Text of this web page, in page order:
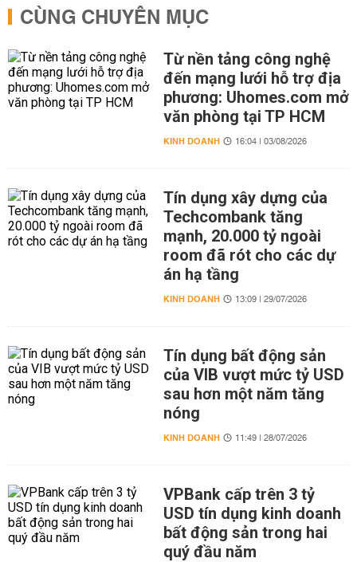
CÙNG CHUYÊN MỤC
Từ nền tảng công nghệ
đến mạng lưới hỗ trợ địa
phương: Uhomes.com mở
văn phòng tại TP HCM
KINH DOANH 16:04 | 03/08/2026
Tín dụng xây dựng của
Techcombank tăng
mạnh, 20.000 tỷ ngoài
room đã rót cho các dự
án hạ tầng
KINH DOANH 13:09 | 29/07/2026
Tín dụng bất động sản
của VIB vượt mức tỷ USD
sau hơn một năm tăng
nóng
KINH DOANH 11:49 | 28/07/2026
VPBank cấp trên 3 tỷ
USD tín dụng kinh doanh
bất động sản trong hai
quý đầu năm